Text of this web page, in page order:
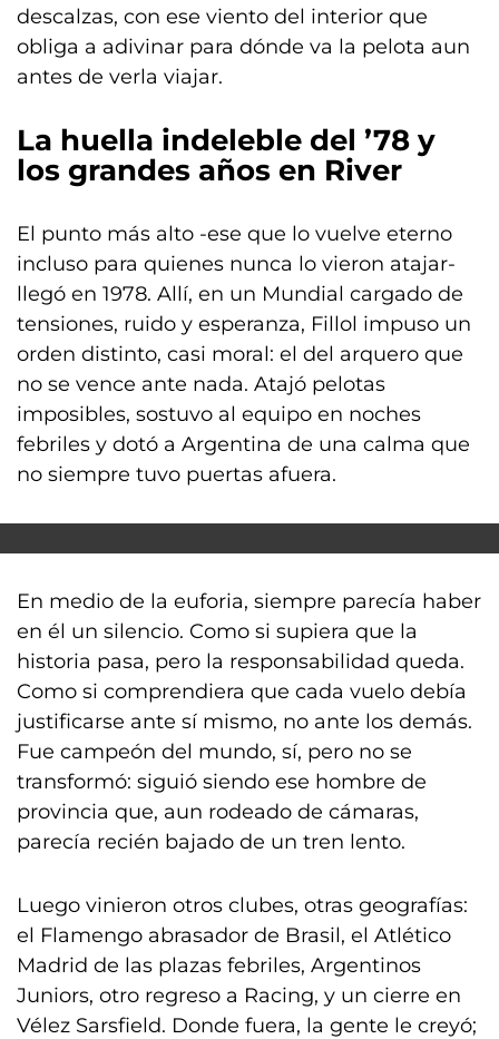
descalzas, con ese viento del interior que
obliga a adivinar para dónde va la pelota aun
antes de verla viajar.
La huella indeleble del ’78 y
los grandes años en River
El punto más alto -ese que lo vuelve eterno
incluso para quienes nunca lo vieron atajar-
llegó en 1978. Allí, en un Mundial cargado de
tensiones, ruido y esperanza, Fillol impuso un
orden distinto, casi moral: el del arquero que
no se vence ante nada. Atajó pelotas
imposibles, sostuvo al equipo en noches
febriles y dotó a Argentina de una calma que
no siempre tuvo puertas afuera.
En medio de la euforia, siempre parecía haber
en él un silencio. Como si supiera que la
historia pasa, pero la responsabilidad queda.
Como si comprendiera que cada vuelo debía
justificarse ante sí mismo, no ante los demás.
Fue campeón del mundo, sí, pero no se
transformó: siguió siendo ese hombre de
provincia que, aun rodeado de cámaras,
parecía recién bajado de un tren lento.
Luego vinieron otros clubes, otras geografías:
el Flamengo abrasador de Brasil, el Atlético
Madrid de las plazas febriles, Argentinos
Juniors, otro regreso a Racing, y un cierre en
Vélez Sarsfield. Donde fuera, la gente le creyó;